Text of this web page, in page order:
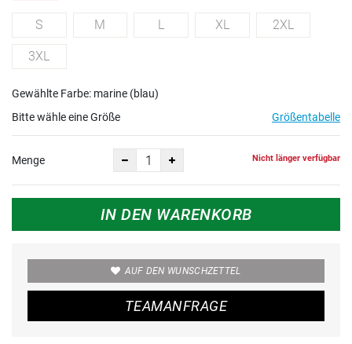
S M L XL 2XL
3XL
Gewählte Farbe: marine (blau)
Bitte wähle eine Größe
Größentabelle
Menge Nicht länger verfügbar
IN DEN WARENKORB
AUF DEN WUNSCHZETTEL
TEAMANFRAGE